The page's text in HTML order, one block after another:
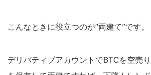
こんなときに役立つのが“両建て”です。
デリバティブアカウントでBTCを空売